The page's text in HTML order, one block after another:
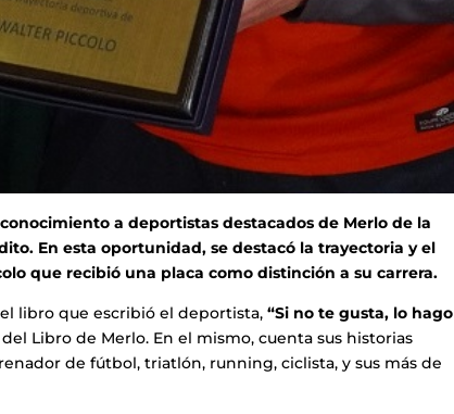
a deportistas destacados de Merlo de la
En esta oportunidad, se destacó la trayectoria y el
que recibió una placa como distinción a su carrera.
libro que escribió el deportista,“Si no te gusta, lo hago
Libro de Merlo. En el mismo, cuenta sus historias
de fútbol, triatlón, running, ciclista, y sus más de